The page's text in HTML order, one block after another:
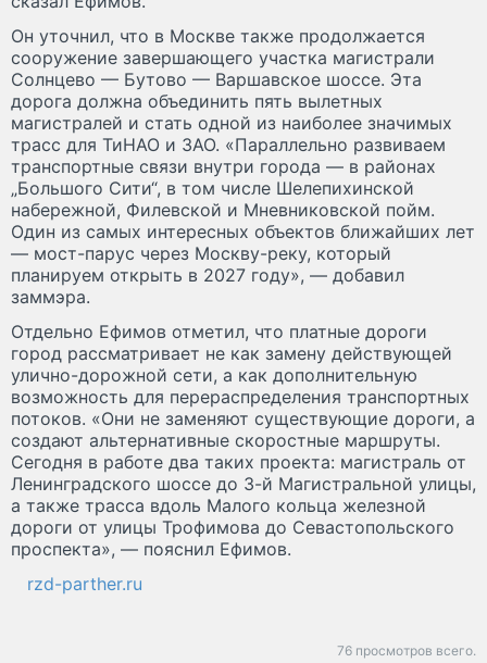
Он уточнил, что в Москве также продолжается
сооружение завершающего участка магистрали
Солнцево — Бутово — Варшавское шоссе. Эта
дорога должна объединить пять вылетных
магистралей и стать одной из наиболее значимых
трасс для ТиНАО и ЗАО. «Параллельно развиваем
транспортные связи внутри города — в районах
„Большого Сити“, в том числе Шелепихинской
набережной, Филевской и Мневниковской пойм.
Один из самых интересных объектов ближайших лет
— мост-парус через Москву-реку, который
планируем открыть в 2027 году», — добавил
заммэра.
Отдельно Ефимов отметил, что платные дороги
город рассматривает не как замену действующей
улично-дорожной сети, а как дополнительную
возможность для перераспределения транспортных
потоков. «Они не заменяют существующие дороги, а
создают альтернативные скоростные маршруты.
Сегодня в работе два таких проекта: магистраль от
Ленинградского шоссе до 3-й Магистральной улицы,
а также трасса вдоль Малого кольца железной
дороги от улицы Трофимова до Севастопольского
проспекта», — пояснил Ефимов.
rzd-parther.ru
76 просмотров всего.